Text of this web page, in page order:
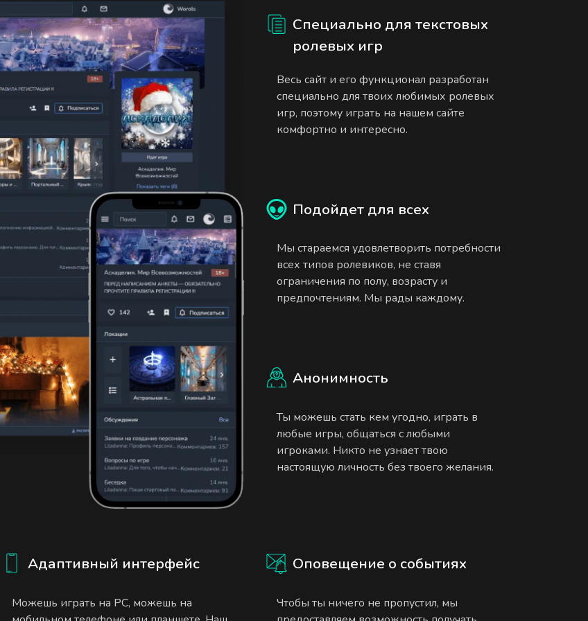
Специально для текстовых
ролевых игр
Весь сайт и его функционал разработан
специально для твоих любимых ролевых
игр, поэтому играть на нашем сайте
комфортно и интересно.
Подойдет для всех
Мы стараемся удовлетворить потребности
всех типов ролевиков, не ставя
ограничения по полу, возрасту и
предпочтениям. Мы рады каждому.
Анонимность
Ты можешь стать кем угодно, играть в
любые игры, общаться с любыми
игроками. Никто не узнает твою
настоящую личность без твоего желания.
Адаптивный интерфейс
Можешь играть на PC, можешь на
Оповещение о событиях
Чтобы ты ничего не пропустил, мы